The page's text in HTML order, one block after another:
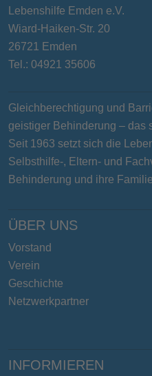
Lebenshilfe Emden e.V.
Wiard-Haiken-Str. 20
26721 Emden
Tel.: 04921 35606
Gleichberechtigung und
geistiger Behinderung – das
Seit 1963 setzt sich die
Selbsthilfe-, Eltern- und
Behinderung und ihre
ÜBER UNS
Vorstand
Verein
Geschichte
Netzwerkpartner
INFORMIEREN